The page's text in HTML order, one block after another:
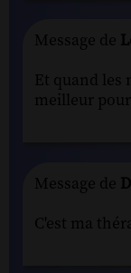
Message de
Et quand les
meilleur
Message de
C'est ma